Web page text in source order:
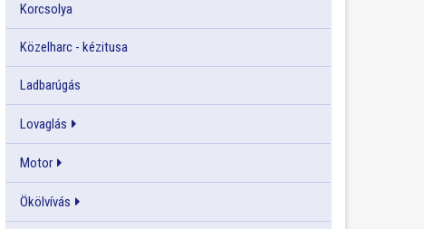
Korcsolya
Közelharc - kézitusa
Ladbarúgás
Lovaglás
Motor
Ökölvívás